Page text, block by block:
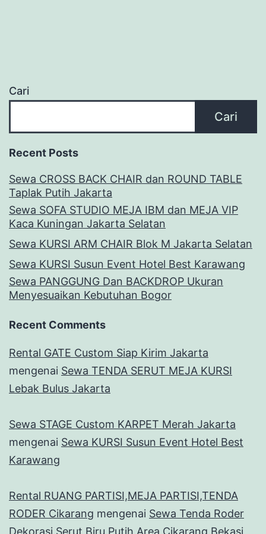
Cari
Cari
Recent Posts
Sewa CROSS BACK CHAIR dan ROUND TABLE
Taplak Putih Jakarta
Sewa SOFA STUDIO MEJA IBM dan MEJA VIP
Kaca Kuningan Jakarta Selatan
Sewa KURSI ARM CHAIR Blok M Jakarta Selatan
Sewa KURSI Susun Event Hotel Best Karawang
Sewa PANGGUNG Dan BACKDROP Ukuran
Menyesuaikan Kebutuhan Bogor
Recent Comments
Rental GATE Custom Siap Kirim Jakarta
mengenai Sewa TENDA SERUT MEJA KURSI
Lebak Bulus Jakarta
Sewa STAGE Custom KARPET Merah Jakarta
mengenai Sewa KURSI Susun Event Hotel Best
Karawang
Rental RUANG PARTISI,MEJA PARTISI,TENDA
RODER Cikarang mengenai Sewa Tenda Roder
Dekorasi Serut Biru Putih Area Cikarang Bekasi